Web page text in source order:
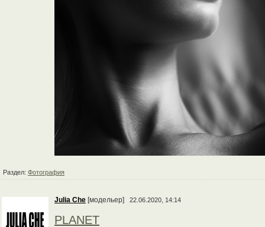
Раздел: Фотография
Julia Che [модельер] 22.06.2020, 14:14
PLANET